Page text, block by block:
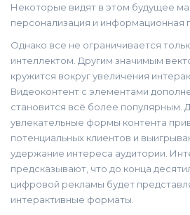
Некоторые видят в этом будущее
персонализация и информационная
Однако все не ограничивается
интеллектом. Другим значимым
кружится вокруг увеличения
Видеоконтент с элементами
становится всё более популярным.
увлекательные формы контента
потенциальных клиентов и
удержание интереса аудитории.
предсказывают, что до конца
цифровой рекламы будет
интерактивные форматы.